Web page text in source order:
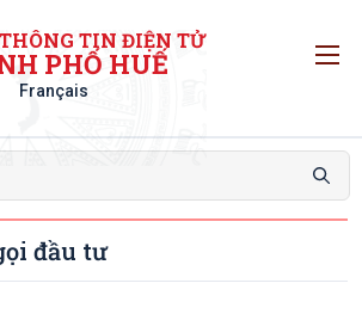
THÔNG TIN ĐIỆN TỬ
PHỐ HUẾ
Français
đầu tư